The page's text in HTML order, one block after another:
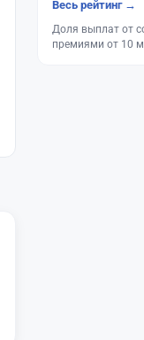
Весь рейтинг →
Доля выплат от
премиями от 10